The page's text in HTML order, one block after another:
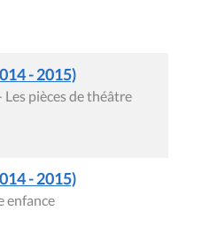
- 2015)
pièces de théâtre
- 2015)
enfance